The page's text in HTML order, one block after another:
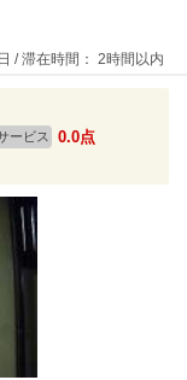
/ 滞在時間： 2時間以内
ービス 0.0点